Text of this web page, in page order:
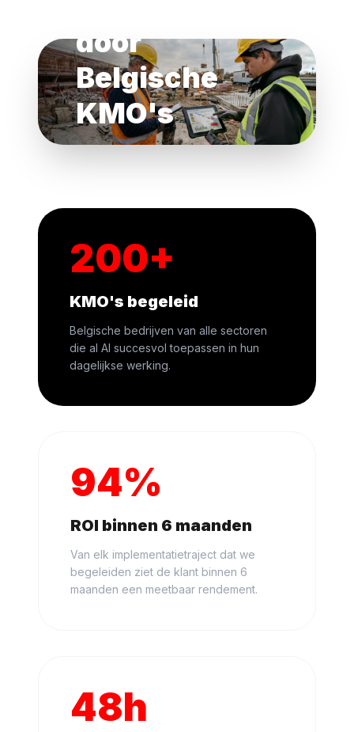
door
Belgische
KMO's
stap voor stap.
200+
KMO's begeleid
Belgische bedrijven van alle sectoren
die al AI succesvol toepassen in hun
dagelijkse werking.
94%
ROI binnen 6 maanden
Van elk implementatietraject dat we
begeleiden ziet de klant binnen 6
maanden een meetbaar rendement.
48h